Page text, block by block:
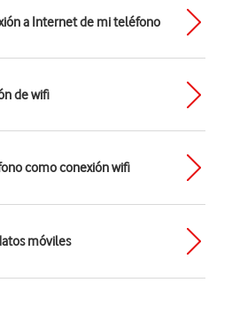
a Internet de mi teléfono
de wifi
como conexión wifi
móviles